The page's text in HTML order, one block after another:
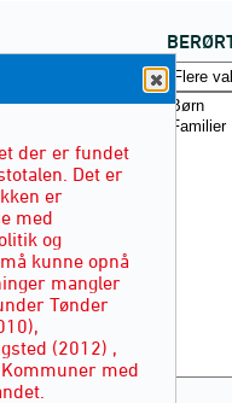
der er fundet
Det er
er
med
og
kunne opnå
mangler
Tønder
(2012) ,
med